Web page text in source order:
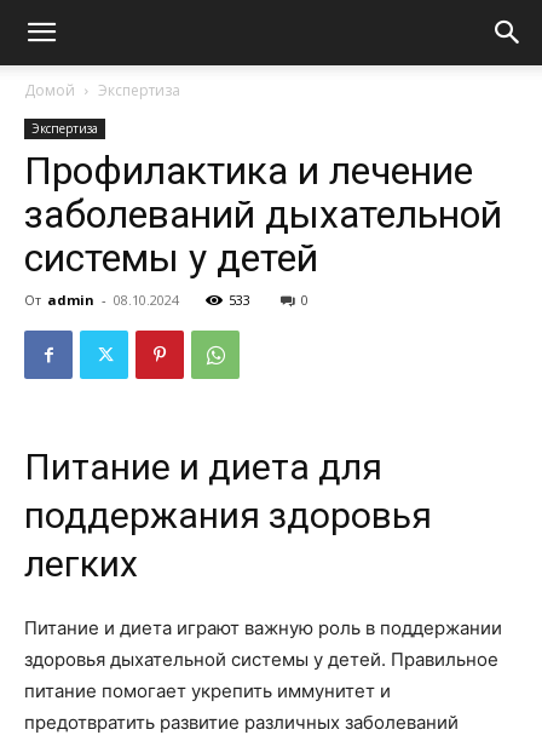
Домой Экспертиза
Экспертиза
Профилактика и лечение
заболеваний дыхательной
системы у детей
От admin - 08.10.2024 533 0
Питание и диета для
поддержания здоровья
легких
Питание и диета играют важную роль в поддержании
здоровья дыхательной системы у детей. Правильное
питание помогает укрепить иммунитет и
предотвратить развитие различных заболеваний